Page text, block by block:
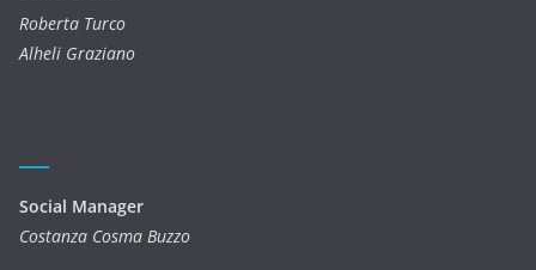
Roberta Turco
Alheli Graziano
Social Manager
Costanza Cosma Buzzo